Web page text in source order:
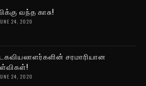
வந்த காசு!
24, 2020
சரமாரியான
24, 2020